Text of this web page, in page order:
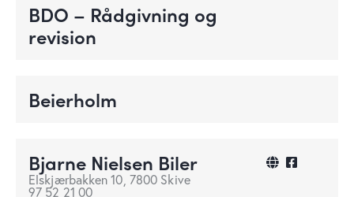
BDO – Rådgivning og
revision
Beierholm
Bjarne Nielsen Biler
Elskjærbakken 10, 7800 Skive
97 52 21 00